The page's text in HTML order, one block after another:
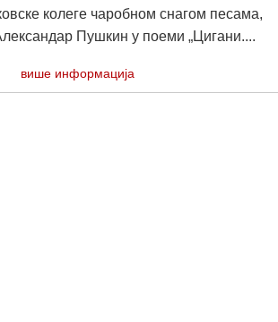
колеге чаробном снагом песама,
Пушкин у поеми „Цигани....
више информација